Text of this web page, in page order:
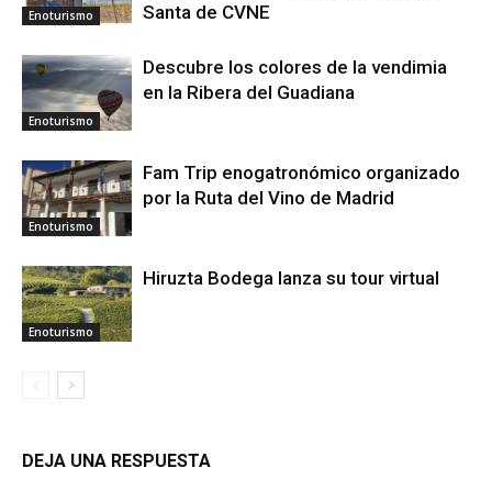
Enoturismo
Santa de CVNE
Enoturismo
Descubre los colores de la vendimia
en la Ribera del Guadiana
Enoturismo
Fam Trip enogatronómico organizado
por la Ruta del Vino de Madrid
Enoturismo
Hiruzta Bodega lanza su tour virtual
DEJA UNA RESPUESTA